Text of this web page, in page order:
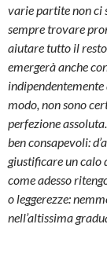
varie partite non ci
sempre trovare
aiutare tutto il
emergerà anche
modo, non sono
perfezione
ben consapevoli:
giustificare un calo
come adesso
o leggerezze:
nell’altissima